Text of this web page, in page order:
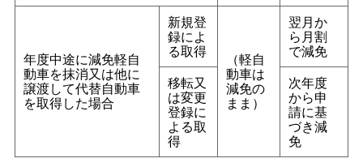
年度中途に減免軽自
動車を抹消又は他に
譲渡して代替自動車
を取得した場合
新規登
録によ
る取得 （軽自
動車は
減免の
まま）
翌月か
ら月割
で減免
移転又
は変更
登録に
よる取
得
次年度
から申
請に基
づき減
免